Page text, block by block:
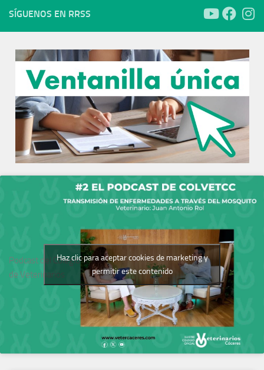
del ICOV
SÍGUENOS EN RRSS
Podcast del Colegio
de Veterinarios
Haz clic para aceptar cookies de marketing y
permitir este contenido